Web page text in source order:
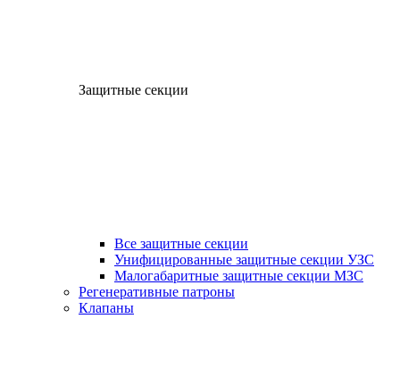
Защитные секции
Все защитные секции
Унифицированные защитные секции УЗС
Малогабаритные защитные секции МЗС
Регенеративные патроны
Клапаны